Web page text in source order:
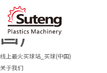
线上最火买
国)
线上最火买球站_买球(中国)
关于我们